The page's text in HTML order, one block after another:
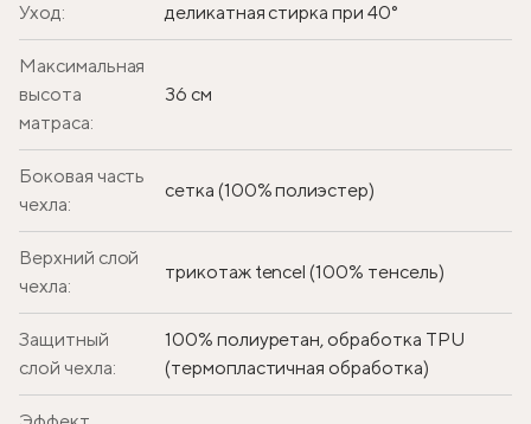
Уход: деликатная стирка при 40°
Максимальная
высота
матраса:
36 см
Боковая часть
чехла:
сетка (100% полиэстер)
Верхний слой
чехла:
трикотаж tencel (100% тенсель)
Защитный
слой чехла:
100% полиуретан, обработка TPU
(термопластичная обработка)